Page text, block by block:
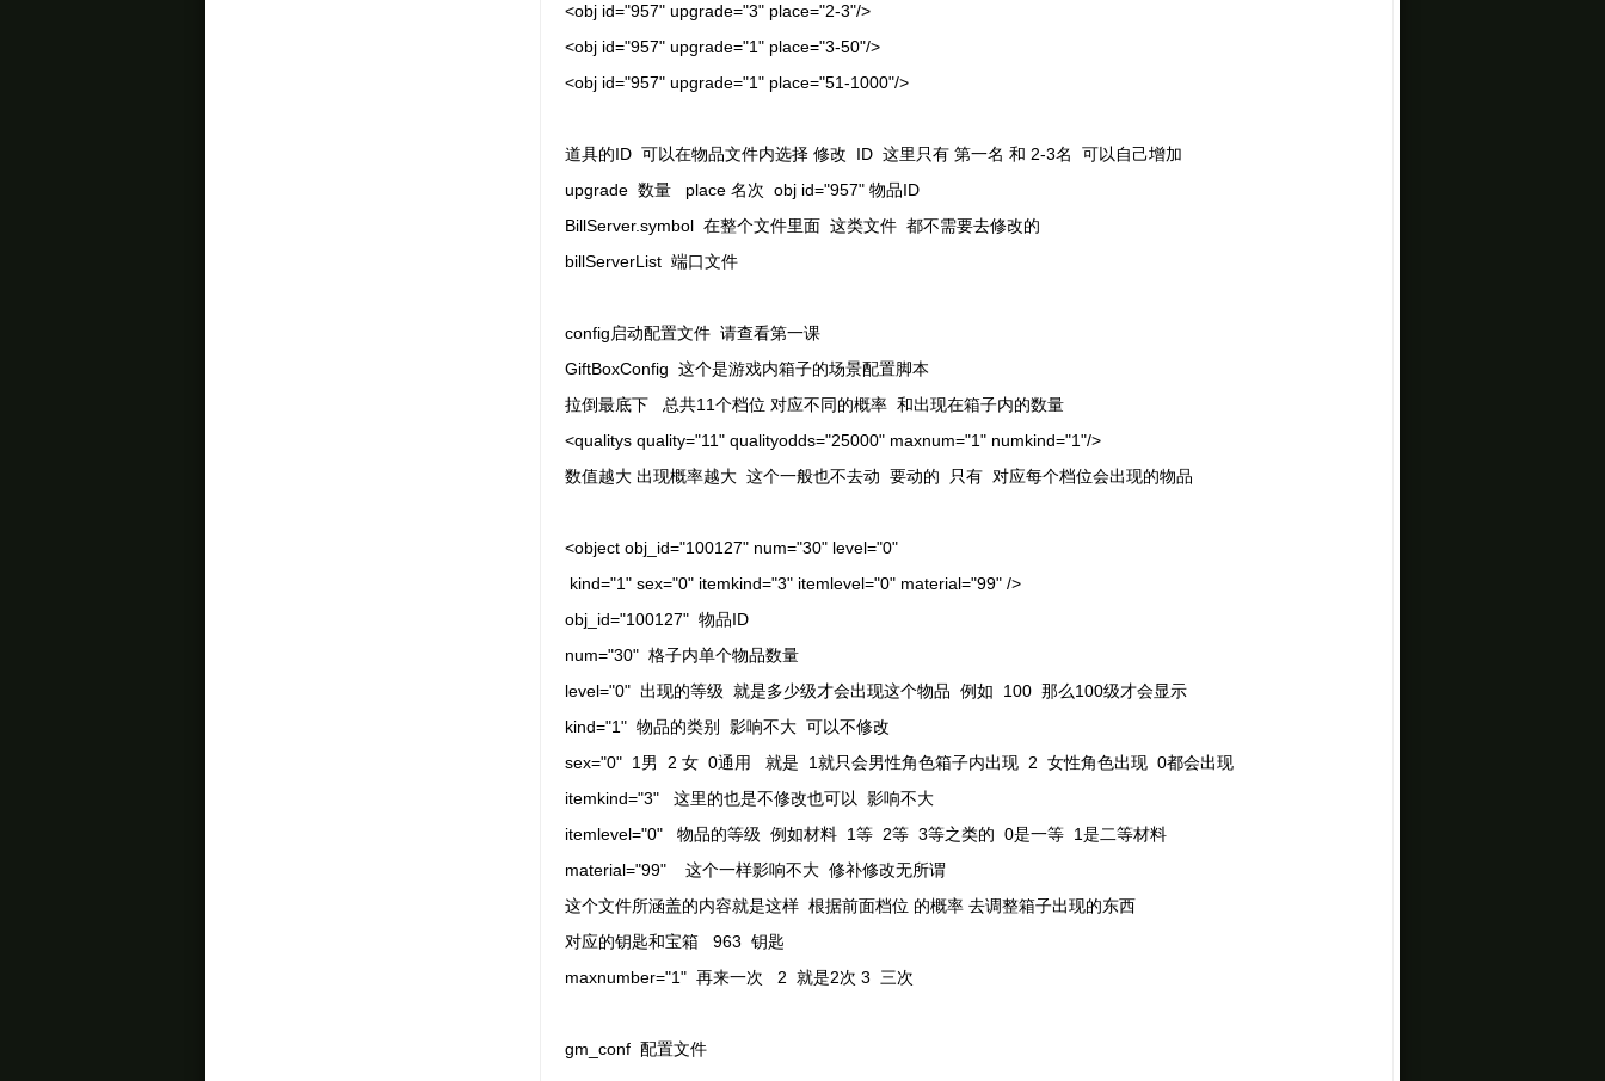
<obj id="957" upgrade="3" place="2-3"/>
<obj id="957" upgrade="1" place="3-50"/>
<obj id="957" upgrade="1" place="51-1000"/>
道具的ID 可以在物品文件内选择 修改 ID 这里只有 第一名 和 2-3名 可以自己增加
upgrade 数量 place 名次 obj id="957" 物品ID
BillServer.symbol 在整个文件里面 这类文件 都不需要去修改的
billServerList 端口文件
config启动配置文件 请查看第一课
GiftBoxConfig 这个是游戏内箱子的场景配置脚本
拉倒最底下 总共11个档位 对应不同的概率 和出现在箱子内的数量
<qualitys quality="11" qualityodds="25000" maxnum="1" numkind="1"/>
数值越大 出现概率越大 这个一般也不去动 要动的 只有 对应每个档位会出现的物品
<object obj_id="100127" num="30" level="0"
kind="1" sex="0" itemkind="3" itemlevel="0" material="99" />
obj_id="100127" 物品ID
num="30" 格子内单个物品数量
level="0" 出现的等级 就是多少级才会出现这个物品 例如 100 那么100级才会显示
kind="1" 物品的类别 影响不大 可以不修改
sex="0" 1男 2 女 0通用 就是 1就只会男性角色箱子内出现 2 女性角色出现 0都会出现
itemkind="3" 这里的也是不修改也可以 影响不大
itemlevel="0" 物品的等级 例如材料 1等 2等 3等之类的 0是一等 1是二等材料
material="99" 这个一样影响不大 修补修改无所谓
这个文件所涵盖的内容就是这样 根据前面档位 的概率 去调整箱子出现的东西
对应的钥匙和宝箱 963 钥匙
maxnumber="1" 再来一次 2 就是2次 3 三次
gm_conf 配置文件